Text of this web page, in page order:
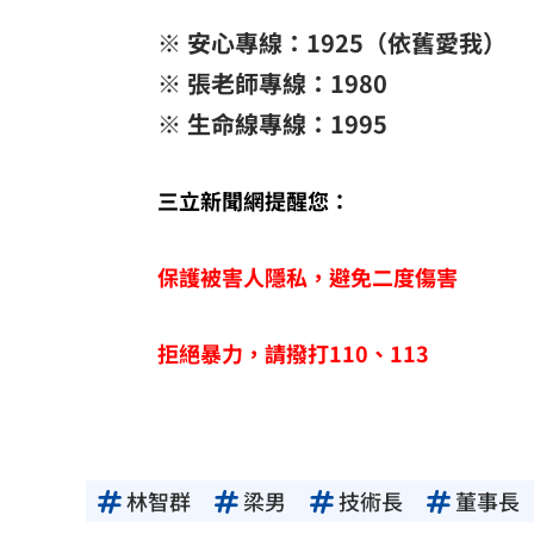
※ 安心專線：1925（依舊愛我）
※ 張老師專線：1980
※ 生命線專線：1995
三立新聞網提醒您：
保護被害人隱私，避免二度傷害
拒絕暴力，請撥打110、113
林智群 梁男 技術長 董事長